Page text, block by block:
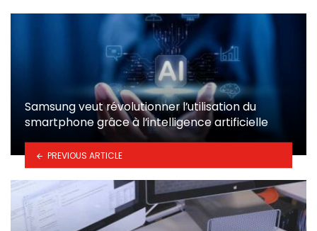
Samsung veut révolutionner l’utilisation du
smartphone grâce à l’intelligence artificielle
PREVIOUS ARTICLE